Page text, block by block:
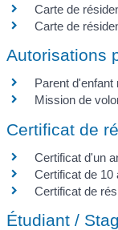
Carte de
Carte de
Autorisations
Parent d'enfant
Mission de
Certificat de
Certificat d'un
Certificat de 10
Certificat de
Étudiant /